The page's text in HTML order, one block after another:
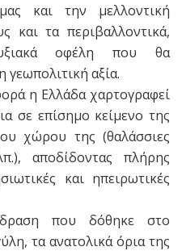
και την μελλοντική
και τα περιβαλλοντικά,
οφέλη που θα
αξία.
η Ελλάδα χαρτογραφεί
σε επίσημο κείμενο της
χώρου της (θαλάσσιες
αποδίδοντας πλήρης
και ηπειρωτικές
που δόθηκε στο
τα ανατολικά όρια της